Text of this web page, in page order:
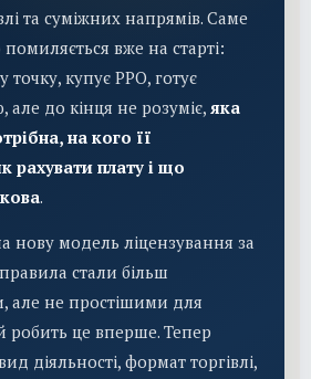
та суміжних напрямів. Саме
помиляється вже на старті:
точку, купує РРО, готує
до кінця не розуміє, яка
на кого її
рахувати плату і що
.
нову модель ліцензування за
стали більш
але не простішими для
робить це вперше. Тепер
діяльності, формат торгівлі,